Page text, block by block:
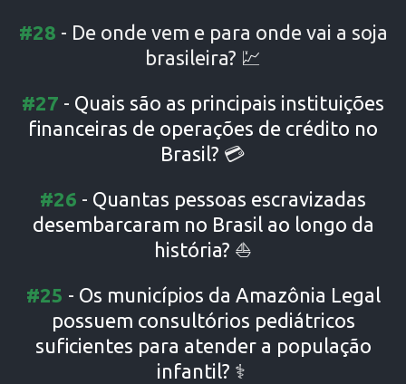
#28 - De onde vem e para onde vai a soja
brasileira? 💹
#27 - Quais são as principais instituições
financeiras de operações de crédito no
Brasil? 💳
#26 - Quantas pessoas escravizadas
desembarcaram no Brasil ao longo da
história? ⛵
#25 - Os municípios da Amazônia Legal
possuem consultórios pediátricos
suficientes para atender a população
infantil? ‍⚕️